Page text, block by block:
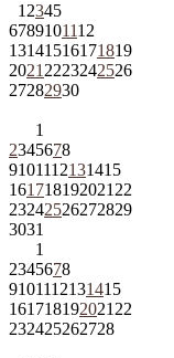
1 2345
6789101112
13141516171819
2021 2223242526
27282930
1
2345678
9101112131415
161718192021 22
23242526272829
3031
1
2345678
9101112131415
161718192021 22
232425262728